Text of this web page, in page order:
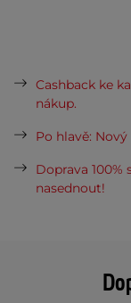
Cashback ke
nákup.
Po hlavě:
Doprava
nasednout!